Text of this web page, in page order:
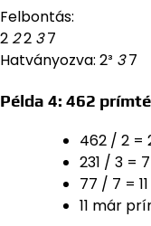
Felbontás:
2 22 37
Hatványozva: 2³ 37
Példa 4: 462
462 / 2 =
231 / 3 =
77 / 7 = 11
11 már